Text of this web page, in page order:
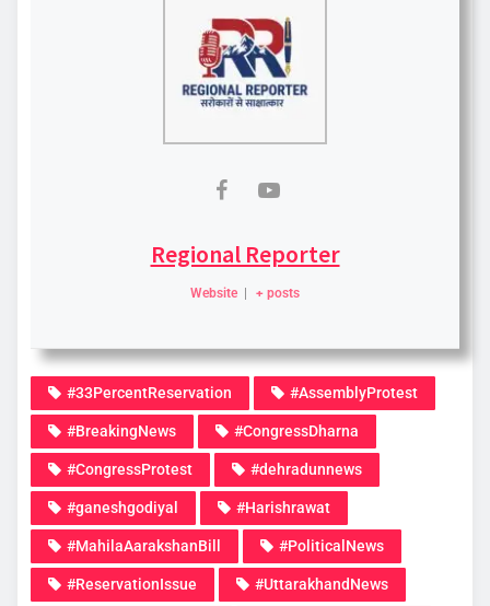
Regional Reporter
Website | + posts
#33PercentReservation #AssemblyProtest
#BreakingNews #CongressDharna
#CongressProtest #dehradunnews
#ganeshgodiyal #Harishrawat
#MahilaAarakshanBill #PoliticalNews
#ReservationIssue #UttarakhandNews